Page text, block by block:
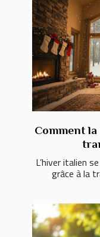
Comment
L’hiver italien
grâce à la